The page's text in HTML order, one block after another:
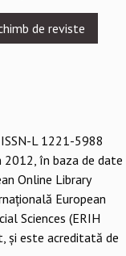
de reviste
L 1221-5988
2012, în baza de date
Online Library
European
Sciences (ERIH
și este acreditată de